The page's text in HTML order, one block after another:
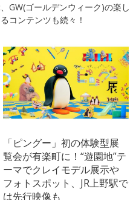
GW(ゴールデンウィーク)の楽し
コンテンツも続々！
「ピングー」初の体験型展
覧会が有楽町に！“遊園地”テ
ーマでクレイモデル展示や
フォトスポット、JR上野駅で
は先行映像も